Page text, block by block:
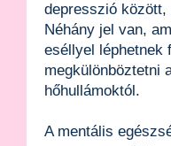
depresszió között,
Néhány jel van,
eséllyel léphetnek
megkülönböztetni
hőhullámoktól.
A mentális